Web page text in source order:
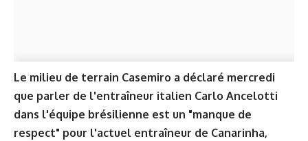
Le milieu de terrain Casemiro a déclaré mercredi
que parler de l'entraîneur italien Carlo Ancelotti
dans l'équipe brésilienne est un "manque de
respect" pour l'actuel entraîneur de Canarinha,